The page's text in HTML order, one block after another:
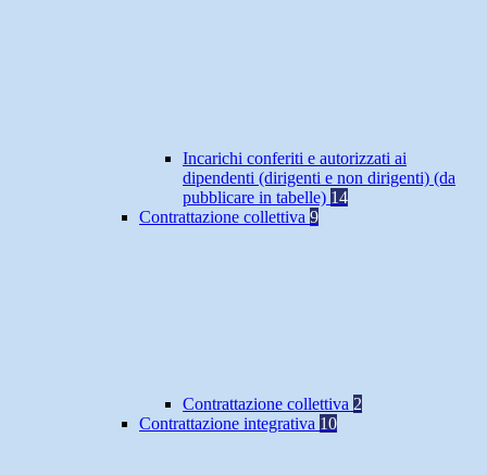
Incarichi conferiti e autorizzati ai
dipendenti (dirigenti e non dirigenti) (da
pubblicare in tabelle) 14
Contrattazione collettiva 9
Contrattazione collettiva 2
Contrattazione integrativa 10